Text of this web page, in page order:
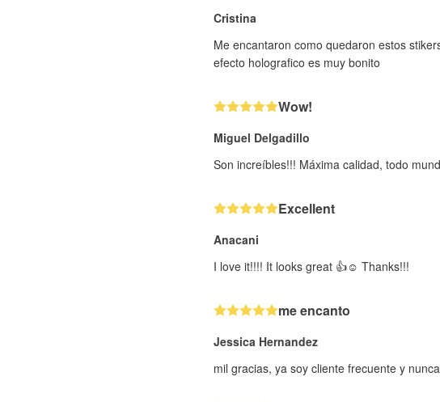
Cristina
Me encantaron como quedaron estos
efecto holografico es muy bonito
Wow!
Miguel Delgadillo
Son increíbles!!! Máxima calidad, todo
Excellent
Anacani
I love it!!!! It looks great 👍☺️ Thanks!!!
me encanto
Jessica Hernandez
mil gracias, ya soy cliente frecuente y